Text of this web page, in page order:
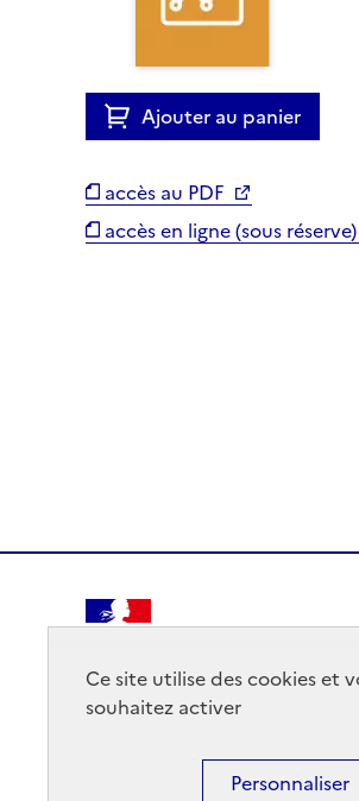
Ce site utilise des cookies et
souhaitez activer
Personnaliser
Ajouter au panier
accès au PDF
accès en ligne (sous réserve)
FRANÇAISE